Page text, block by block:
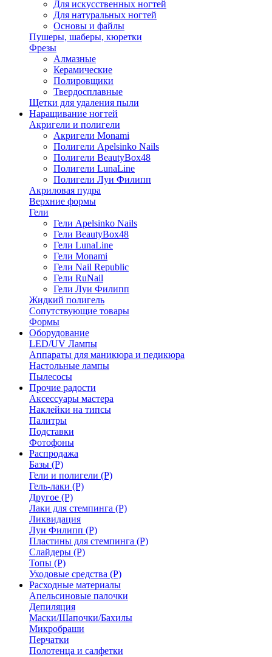
Для искусственных ногтей
Для натуральных ногтей
Основы и файлы
Пушеры, шаберы, кюретки
Фрезы
Алмазные
Керамические
Полировщики
Твердосплавные
Щетки для удаления пыли
Наращивание ногтей
Акригели и полигели
Акригели Monami
Полигели Apelsinko Nails
Полигели BeautyBox48
Полигели LunaLine
Полигели Луи Филипп
Акриловая пудра
Верхние формы
Гели
Гели Apelsinko Nails
Гели BeautyBox48
Гели LunaLine
Гели Monami
Гели Nail Republic
Гели RuNail
Гели Луи Филипп
Жидкий полигель
Сопутствующие товары
Формы
Оборудование
LED/UV Лампы
Аппараты для маникюра и педикюра
Настольные лампы
Пылесосы
Прочие радости
Аксессуары мастера
Наклейки на типсы
Палитры
Подставки
Фотофоны
Распродажа
Базы (Р)
Гели и полигели (Р)
Гель-лаки (Р)
Другое (Р)
Лаки для стемпинга (Р)
Ликвидация
Луи Филипп (Р)
Пластины для стемпинга (Р)
Слайдеры (Р)
Топы (Р)
Уходовые средства (Р)
Расходные материалы
Апельсиновые палочки
Депиляция
Маски/Шапочки/Бахилы
Микробраши
Перчатки
Полотенца и салфетки